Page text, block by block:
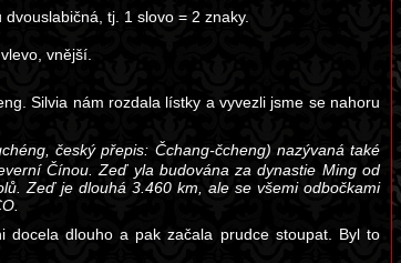
tj. 1 slovo = 2 znaky.
vnější.
Silvia nám rozdala lístky a vyvezli jsme se nahoru
český přepis: Čchang-čcheng) nazývaná také
Čínou. Zeď yla budována za dynastie Ming od
Zeď je dlouhá 3.460 km, ale se všemi odbočkami
dlouho a pak začala prudce stoupat. Byl to